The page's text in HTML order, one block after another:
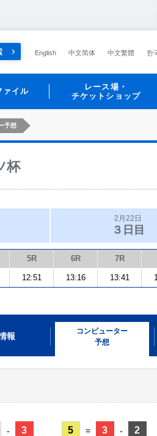
English 中文简体 中文繁體 한
ァイル
レース場・
チケットショップ
予想
杯
2月22日
３日目
5R 6R 7R
12:51 13:16 13:41
報
コンピューター
予想
- 3 5 = 3 - 2